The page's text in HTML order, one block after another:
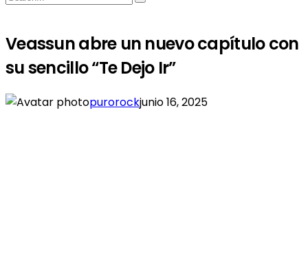
Veassun abre un nuevo capítulo con
su sencillo “Te Dejo Ir”
purorockjunio 16, 2025